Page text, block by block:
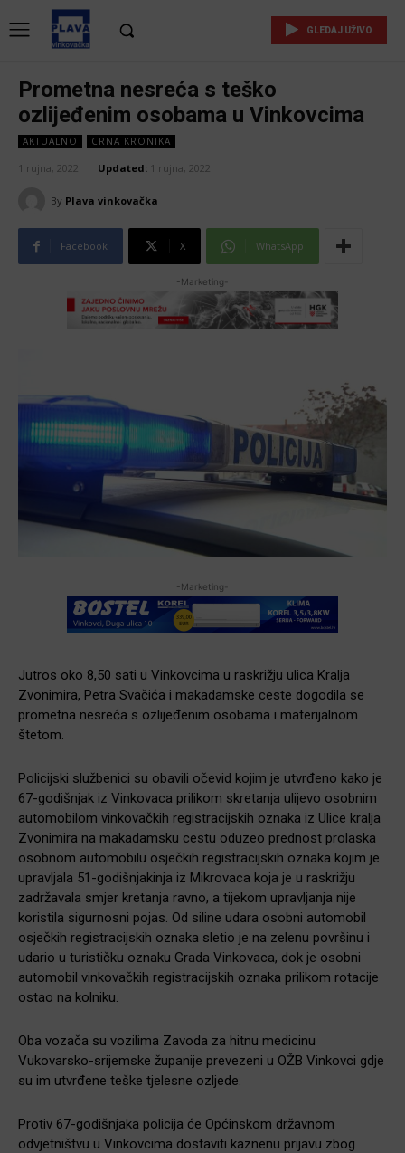
GLEDAJ UŽIVO
Prometna nesreća s teško
ozlijeđenim osobama u Vinkovcima
AKTUALNO CRNA KRONIKA
1 rujna, 2022 Updated: 1 rujna, 2022
By Plava vinkovačka
Facebook X WhatsApp
-Marketing-
-Marketing-
Jutros oko 8,50 sati u Vinkovcima u raskrižju ulica Kralja
Zvonimira, Petra Svačića i makadamske ceste dogodila se
prometna nesreća s ozlijeđenim osobama i materijalnom
štetom.
Policijski službenici su obavili očevid kojim je utvrđeno kako je
67-godišnjak iz Vinkovaca prilikom skretanja ulijevo osobnim
automobilom vinkovačkih registracijskih oznaka iz Ulice kralja
Zvonimira na makadamsku cestu oduzeo prednost prolaska
osobnom automobilu osječkih registracijskih oznaka kojim je
upravljala 51-godišnjakinja iz Mikrovaca koja je u raskrižju
zadržavala smjer kretanja ravno, a tijekom upravljanja nije
koristila sigurnosni pojas. Od siline udara osobni automobil
osječkih registracijskih oznaka sletio je na zelenu površinu i
udario u turističku oznaku Grada Vinkovaca, dok je osobni
automobil vinkovačkih registracijskih oznaka prilikom rotacije
ostao na kolniku.
Oba vozača su vozilima Zavoda za hitnu medicinu
Vukovarsko-srijemske županije prevezeni u OŽB Vinkovci gdje
su im utvrđene teške tjelesne ozljede.
Protiv 67-godišnjaka policija će Općinskom državnom
odvjetništvu u Vinkovcima dostaviti kaznenu prijavu zbog